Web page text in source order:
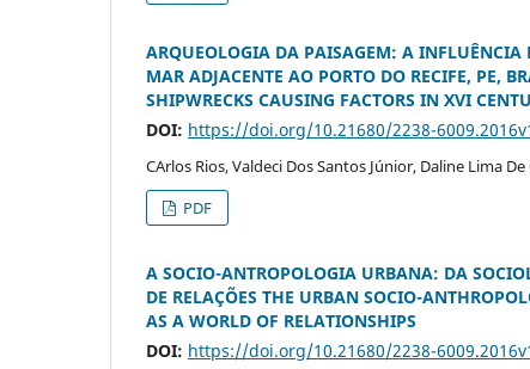
ARQUEOLOGIA DA PAISAGEM: A INFLUÊNCIA
MAR ADJACENTE AO PORTO DO RECIFE, PE,
SHIPWRECKS CAUSING FACTORS IN XVI
DOI: https://doi.org/10.21680/2238-
CArlos Rios, Valdeci Dos Santos Júnior, Daline Lima
PDF
A SOCIO-ANTROPOLOGIA URBANA: DA
DE RELAÇÕES THE URBAN SOCIO-
AS A WORLD OF RELATIONSHIPS
DOI: https://doi.org/10.21680/2238-